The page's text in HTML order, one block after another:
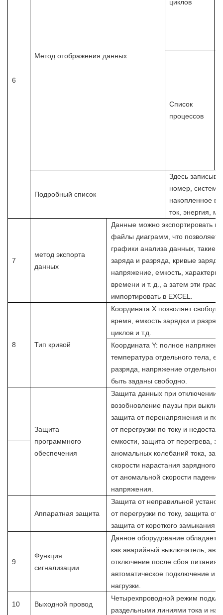
6
Метод отображения данных
циклов
Список
процессов
Подробный список
Здесь
номер,
накопленное
ток, энергия,
7
метод экспорта
данных
Данные можно экспортировать в
файлы диаграмм, что позволяет
графики анализа данных, такие
заряда и разряда, кривые
напряжение, емкость,
времени и т. д., а затем эти
импортировать в EXCEL.
8 Тип кривой
Координата X позволяет
время, емкость зарядки и
циклов и т.д.
Координата Y: полное
температура отдельного тела,
разряда, напряжение отдельного
быть заданы свободно.
Защита
программного
обеспечения
Защита данных при отключении
возобновление паузы при
защита от перенапряжения и
от перегрузки по току и
емкости, защита от перегрева,
аномальных колебаний тока,
скорости нарастания зарядного
от аномальной скорости падения
напряжения.
Аппаратная защита
Защита от неправильной
от перегрузки по току, защита
защита от короткого замыкания.
9
Функция
сигнализации
Данное оборудование обладает
как аварийный выключатель,
отключение после сбоя питания,
автоматическое подключение и
нагрузки.
10 Выходной провод
Четырехпроводной режим
раздельными линиями тока и